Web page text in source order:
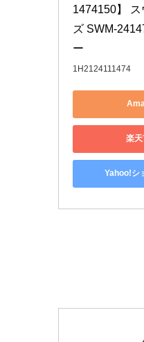
1474150】
ズ SWM-
ー
1H2124111474
楽
Yahoo!シ